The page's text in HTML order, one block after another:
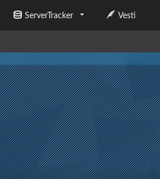
ServerTracker Vesti